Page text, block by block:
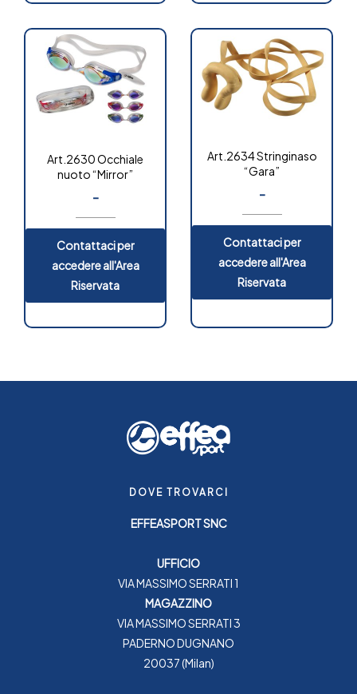
Art.2630 Occhiale
nuoto “Mirror”
-
Contattaci per
accedere all'Area
Riservata
Art.2634 Stringinaso
“Gara”
-
Contattaci per
accedere all'Area
Riservata
DOVE TROVARCI
EFFEASPORT SNC
UFFICIO
VIA MASSIMO SERRATI 1
MAGAZZINO
VIA MASSIMO SERRATI 3
PADERNO DUGNANO
20037 (Milan)